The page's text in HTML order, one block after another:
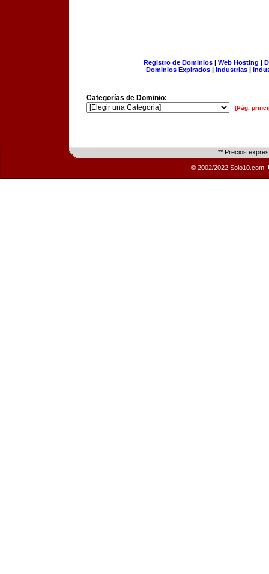
Registro de Dominios| Web Hosting |
Dominios Expirados | Industrias |
Categorías de Dominio:
[Pág.
** Precios
© 2002/2022 Solo10.com